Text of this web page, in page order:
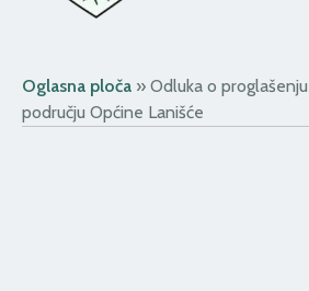
Oglasna ploča » Odluka o
području Općine Lanišće